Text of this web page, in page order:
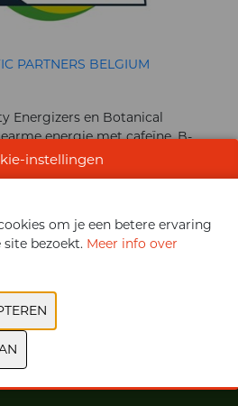
PARTNERS BELGIUM
Energizers en Botanical
energie met cafeïne, B-
fruitige smaken
VOLGENDE
instellingen
om je een betere ervaring
bezoekt. Meer info over